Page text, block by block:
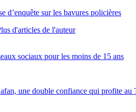
d’enquête sur les bavures policières
d'articles de l'auteur
sociaux pour les moins de 15 ans
une double confiance qui profite au